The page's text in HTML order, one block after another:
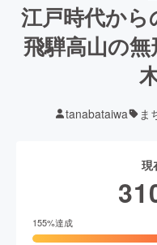
江戸時代から
飛騨高山の
tanabataiwa ま
現
155%達成